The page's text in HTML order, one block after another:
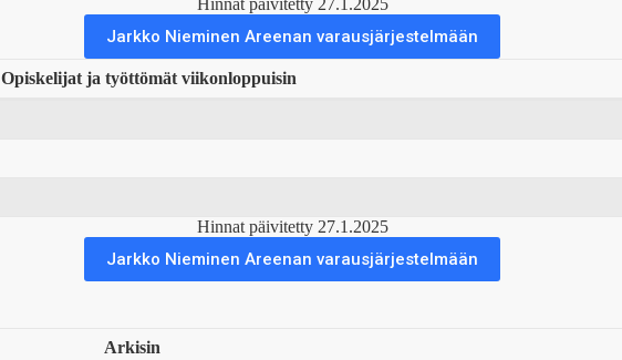
Hinnat päivitetty 27.1.2025
Jarkko Nieminen Areenan varausjärjestelmään
Opiskelijat ja työttömät viikonloppuisin
Hinnat päivitetty 27.1.2025
Jarkko Nieminen Areenan varausjärjestelmään
Arkisin